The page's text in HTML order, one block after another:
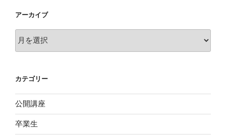
アーカイブ
ー
ブ
カテゴリー
公開講座
卒業生